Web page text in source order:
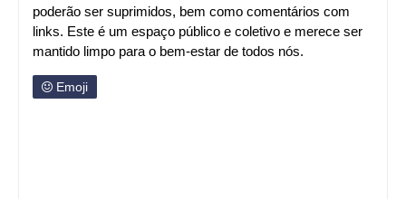
poderão ser suprimidos, bem como comentários com
links. Este é um espaço público e coletivo e merece ser
mantido limpo para o bem-estar de todos nós.
Emoji